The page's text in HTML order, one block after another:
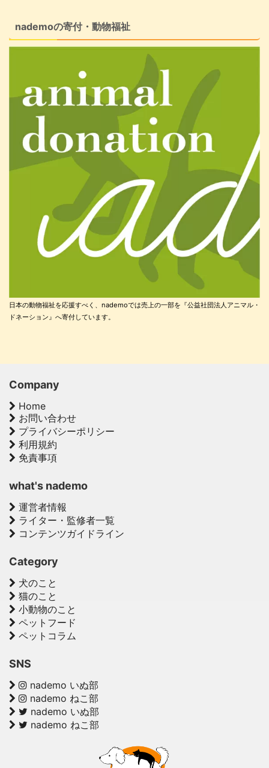
nademoの寄付・動物福祉
日本の動物福祉を応援すべく、nademoでは売上の一部を『公益社団法人アニマル・
ドネーション』へ寄付しています。
Company
Home
お問い合わせ
プライバシーポリシー
利用規約
免責事項
what's nademo
運営者情報
ライター・監修者一覧
コンテンツガイドライン
Category
犬のこと
猫のこと
小動物のこと
ペットフード
ペットコラム
SNS
nademo いぬ部
nademo ねこ部
nademo いぬ部
nademo ねこ部